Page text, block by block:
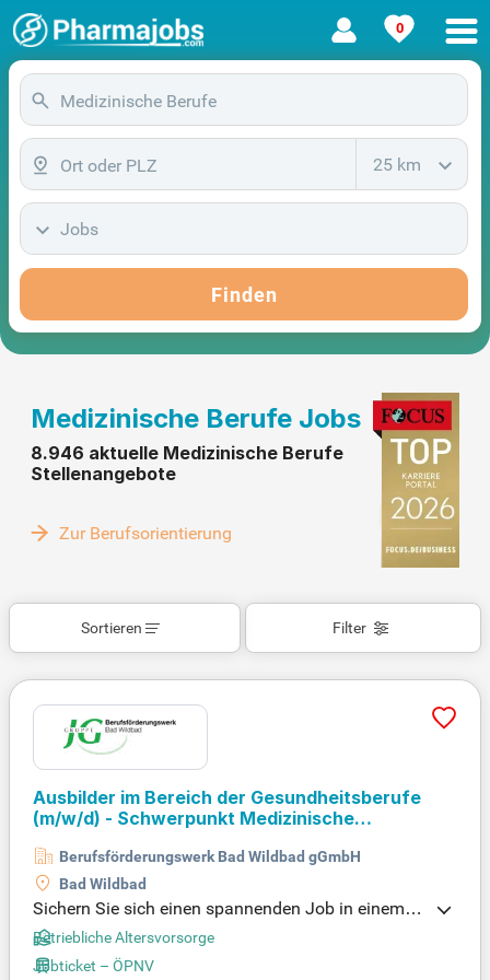
0
25 km
Jobs
Finden
Medizinische Berufe Jobs
8.946 aktuelle Medizinische Berufe
Stellenangebote
Zur Berufsorientierung
Filter
Sortieren
Ausbilder im Bereich der Gesundheitsberufe
(m/w/d) - Schwerpunkt Medizinische
Berufsförderungswerk Bad Wildbad gGmbH
Bad Wildbad
Sichern Sie sich einen spannenden Job in einem m
odernen Sozialunternehmen! Wir suchen engagiert
e Teamplayer mit einem Ausbilderschein und eine
Betriebliche Altersvorsorge
Jobticket – ÖPNV